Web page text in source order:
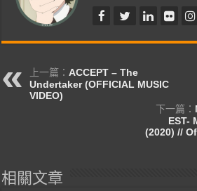
上一篇：ACCEPT – The
Undertaker (OFFICIAL MUSIC
VIDEO)
下一篇：
EST-
(2020) //
相關文章